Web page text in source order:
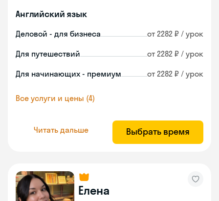
Английский язык
Деловой - для бизнеса от 2282 ₽ / урок
Для путешествий от 2282 ₽ / урок
Для начинающих - премиум от 2282 ₽ / урок
Все услуги и цены (4)
Читать дальше Выбрать время
Елена